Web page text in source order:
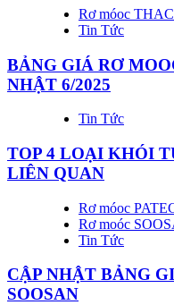
Rơ móoc
Tin Tức
BẢNG GIÁ RƠ
NHẬT 6/2025
Tin Tức
TOP 4 LOẠI KHÓI
LIÊN QUAN
Rơ móoc
Rơ moóc
Tin Tức
CẬP NHẬT BẢNG
SOOSAN